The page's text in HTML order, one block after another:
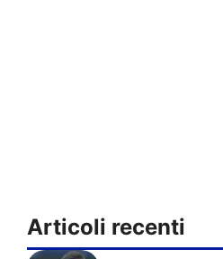
Articoli recenti